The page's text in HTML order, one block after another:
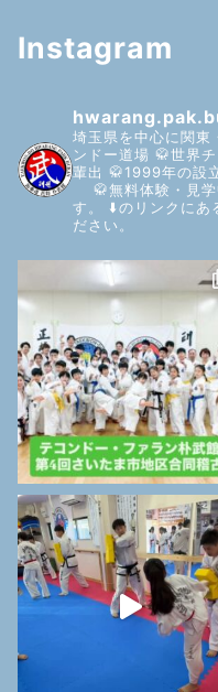
Instagram
埼玉県を中心に関東
ンドー道場 🥋世界
輩出 🥋1999年の設
🥋無料体験・見学
す。
⬇️のリンクにあ
ださい。